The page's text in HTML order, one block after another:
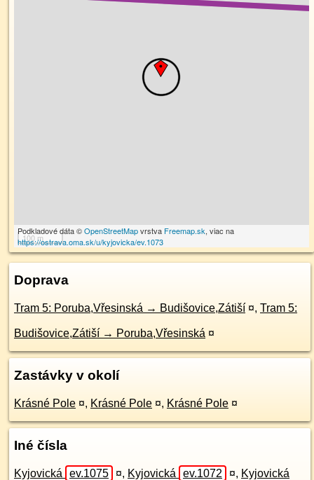
100 m
Podkladové dáta ©OpenStreetMapvrstva Freemap.sk, viac na
https://ostrava.oma.sk/u/kyjovicka/ev.1073
Doprava
Tram 5: Poruba,Vřesinská → Budišovice,Zátiší ¤, Tram 5:
Budišovice,Zátiší → Poruba,Vřesinská ¤
Zastávky v okolí
Krásné Pole ¤, Krásné Pole ¤, Krásné Pole ¤
Iné čísla
Kyjovická ev.1075 ¤, Kyjovická ev.1072 ¤, Kyjovická